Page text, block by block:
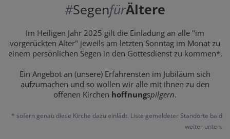
#SegenfürÄltere
Im Heiligen Jahr 2025 gilt die Einladung an alle "im
vorgerückten Alter" jeweils am letzten Sonntag im Monat zu
einem persönlichen Segen in den Gottesdienst zu kommen*.
Ein Angebot an (unsere) Erfahrensten im Jubiläum sich
aufzumachen und so wollen wir alle mit ihnen zu den
offenen Kirchen hoffnungspilgern.
* sofern genau diese Kirche dazu einlädt. Liste gemeldeter Standorte bald
weiter unten.